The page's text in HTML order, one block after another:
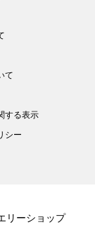
て
する表示
シー
リーショップ